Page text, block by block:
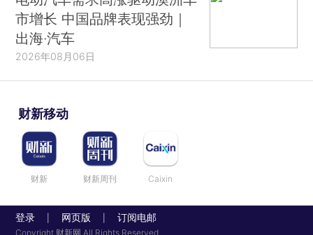
市增长 中国品牌表现强劲｜
出海·汽车
2026年08月06日
财新移动
财新 财新周刊 Caixin
登录 网页版 订阅电邮
Copyright 财新网 All Rights Reserved